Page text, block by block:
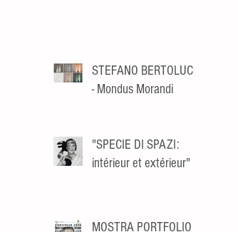
STEFANO BERTOLUCCI
- Mondus Morandi
"SPECIE DI SPAZI:
intérieur et extérieur"
MOSTRA PORTFOLIO